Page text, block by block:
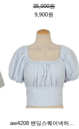
35,000원
9,900원